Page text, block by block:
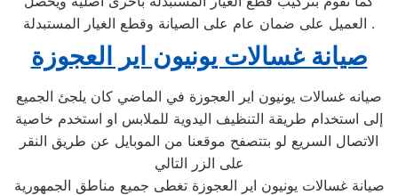
العميل على ضمان عام على الصيانة وقطع الغيار المستبدلة .
صيانة غسالات يونيون اير العجوزة
صيانه غسالات يونيون اير العجوزة في الماضي كان يلجئ الجميع
إلى استخدام طريقة التنظيف اليدوية للملابس او استخدم خاصية
الاتصال السريع لو بتتصفح موقعنا من الموبايل عن طريق النقر
على الزر التالي
صيانة غسالات يونيون اير العجوزة تغطى جميع مناطق الجمهورية